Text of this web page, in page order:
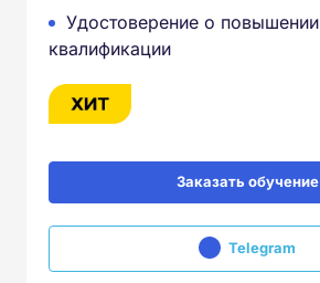
Удостоверение о повышении
квалификации
Заказать обучение
Telegram